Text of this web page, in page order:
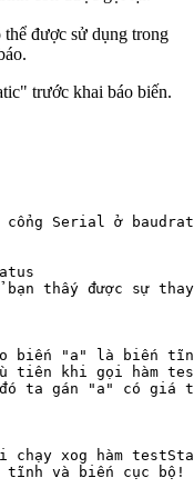
được sử dụng trong
trước khai báo biến.
Serial ở
bạn thấy được sự
biến "a" là biến
tiên khi gọi hàm
ta gán "a" có giá
chạy xog hàm
và biến cục bộ!